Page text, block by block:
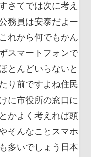
さてでは次に考え
務員は安泰だよー
れから何でもかん
スマートフォンで
とんどいらないと
り前ですよね住民
に市役所の窓口に
かよく考えれば頭
そんなことスマホ
多いでしょう日本